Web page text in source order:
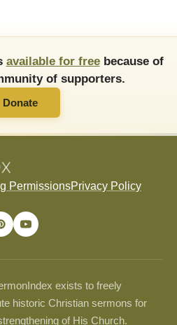
available for freebecause of
of supporters.
Donate
PermissionsPrivacy Policy
exists to freely
historic Christian sermons for
of His Church.